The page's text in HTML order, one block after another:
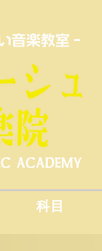
科目